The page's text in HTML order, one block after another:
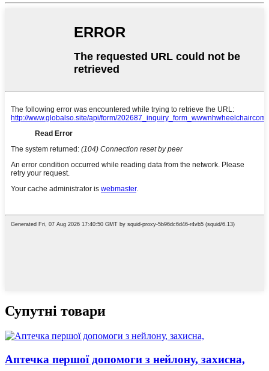
Супутні товари
Аптечка першої допомоги з нейлону, захисна,